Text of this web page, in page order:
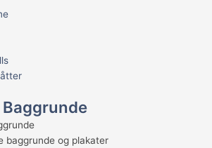
baggrunde og plakater